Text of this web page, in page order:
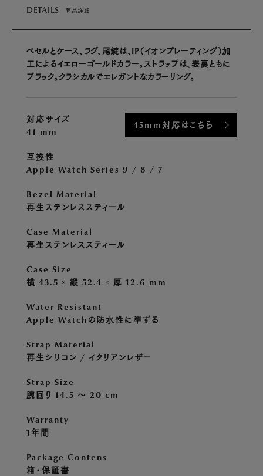
DETAILS 商品詳細
べセルとケース、ラグ、尾錠は、IP（イオンプレーティング）加
工によるイエローゴールドカラー。ストラップは、表裏ともに
ブラック。クラシカルでエレガントなカラーリング。
対応サイズ
41 mm
45mm対応はこちら
互換性
Apple Watch Series 9 / 8 / 7
Bezel Material
再生ステンレススティール
Case Material
再生ステンレススティール
Case Size
横 43.5 × 縦 52.4 × 厚 12.6 mm
Water Resistant
Apple Watchの防水性に準ずる
Strap Material
再生シリコン / イタリアンレザー
Strap Size
腕回り 14.5 〜 20 cm
Warranty
1年間
Package Contens
箱・保証書